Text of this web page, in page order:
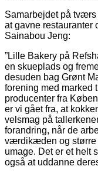
Samarbejdet på
at gavne restauranter
Sainabou Jeng:
”Lille Bakery på
en skueplads og
desuden bag Grønt
forening med marked
producenter fra
er vi gået fra, at
velsmag på
forandring, når de
værdikæden og større
umage. Det er et helt
også at uddanne